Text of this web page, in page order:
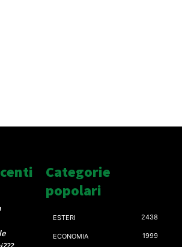
Categorie
popolari
ESTERI 2438
ECONOMIA 1999